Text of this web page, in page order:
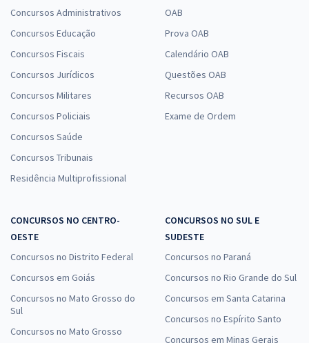
Concursos Administrativos
Concursos Educação
Concursos Fiscais
Concursos Jurídicos
Concursos Militares
Concursos Policiais
Concursos Saúde
Concursos Tribunais
Residência Multiprofissional
OAB
Prova OAB
Calendário OAB
Questões OAB
Recursos OAB
Exame de Ordem
CONCURSOS NO CENTRO-
OESTE
Concursos no Distrito Federal
Concursos em Goiás
Concursos no Mato Grosso do
Sul
Concursos no Mato Grosso
CONCURSOS NO SUL E
SUDESTE
Concursos no Paraná
Concursos no Rio Grande do Sul
Concursos em Santa Catarina
Concursos no Espírito Santo
Concursos em Minas Gerais